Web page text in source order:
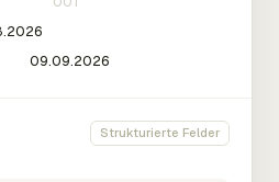
Strukturierte Felder